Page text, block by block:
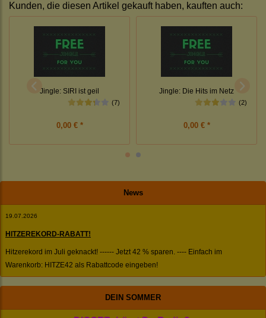
News
19.07.2026
HITZEREKORD-RABATT!
Hitzerekord im Juli geknackt! ------ Jetzt 42 % sparen. ---- Einfach im
Warenkorb: HITZE42 als Rabattcode eingeben!
DEIN SOMMER
Kunden, die diesen Artikel gekauft haben, kauften auch:
Jingle: SIRI ist geil
(7)
0,00 € *
Jingle: Die Hits im Netz
(2)
0,00 € *